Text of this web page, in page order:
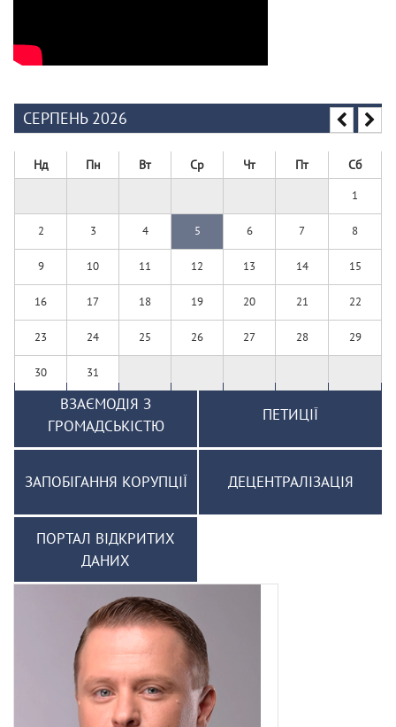
СЕРПЕНЬ 2026
Нд Пн Вт Ср Чт Пт Сб
1
2 3 4 5 6 7 8
9 10 11 12 13 14 15
16 17 18 19 20 21 22
23 24 25 26 27 28 29
30 31
ВЗАЄМОДІЯ З
ГРОМАДСЬКІСТЮ
ПЕТИЦІЇ
ЗАПОБІГАННЯ КОРУПЦІЇ ДЕЦЕНТРАЛІЗАЦІЯ
ПОРТАЛ ВІДКРИТИХ
ДАНИХ